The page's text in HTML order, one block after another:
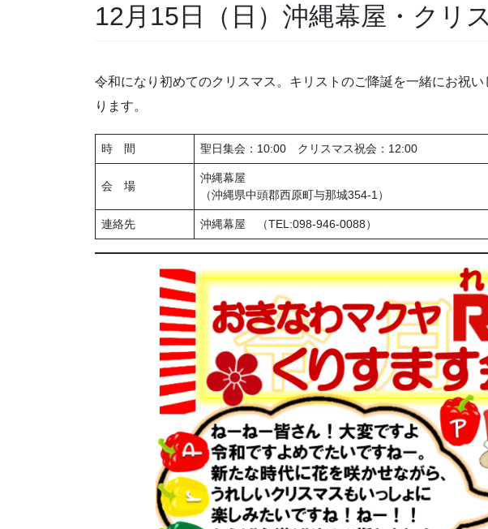
12月15日（日）沖縄幕屋・クリ
令和になり初めてのクリスマス。キリストのご降誕を一緒にお祝
ります。
時 間 聖日集会：10:00 クリスマス祝会：12:00
会 場
沖縄幕屋
（沖縄県中頭郡西原町与那城354-1）
連絡先 沖縄幕屋 （TEL:098-946-0088）